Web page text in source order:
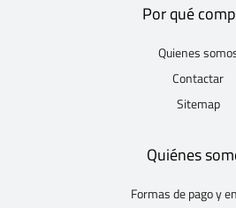
Por qué
Quienes
Contactar
Sitemap
Quiénes
Formas de pago y